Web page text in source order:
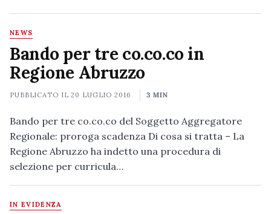
NEWS
Bando per tre co.co.co in
Regione Abruzzo
PUBBLICATO IL20 LUGLIO 2016 3 MIN
Bando per tre co.co.co del Soggetto Aggregatore
Regionale: proroga scadenza Di cosa si tratta – La
Regione Abruzzo ha indetto una procedura di
selezione per curricula…
IN EVIDENZA